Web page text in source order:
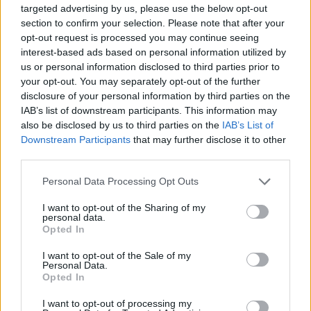
targeted advertising by us, please use the below opt-out
section to confirm your selection. Please note that after your
opt-out request is processed you may continue seeing
interest-based ads based on personal information utilized by
us or personal information disclosed to third parties prior to
your opt-out. You may separately opt-out of the further
disclosure of your personal information by third parties on the
IAB’s list of downstream participants. This information may
also be disclosed by us to third parties on the IAB’s List of
Downstream Participants that may further disclose it to other
Personal Data Processing Opt Outs
I want to opt-out of the Sharing of my
personal data.
Opted In
I want to opt-out of the Sale of my
Personal Data.
Opted In
I want to opt-out of processing my
Tomáš Kramár: Česká veřejnost a životní prostředí:
roste optimismus, neznalost zůstává
9.1.2001
Nízká "ekogramotnost" široké veřejnosti, okrajovost problematiky
životního prostředí v agendě rozhodujících politických subjektů a
vnímání environmentálních ohledů jako ohrožení ekonomického
rozvoje, to jsou některé ze závěrů Analýzy připravenosti ČR na
implementaci (tj. reálné uplatnění) norem EUv oblasti ochrany
životního prostředí. ProEvropskou komisitento projekt
firma Gabal, Analysis and Consulting v období od října 1999 do
prosince 2000.
Ondřej Simon: Poznámka o televizi, vepřích a
vánočních stromcích
Ekologické organizace i ta část lidu v české kotlině a moravských
úvalech, která má srdce nakloněné přírodě, mají často potíže se
svou vlastní aktivností. Člověk vidí kolem sebe plno neřádu, a to
nepodařilo zbavit ho přirozeného puzení problémy řešit a tak neví,